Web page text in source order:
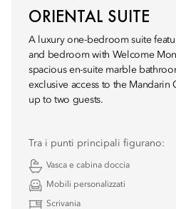
ORIENTAL SUITE
A luxury one-bedroom suite
and bedroom with Welcome
spacious en-suite marble
exclusive access to the
up to two guests.
Tra i punti principali figurano:
Vasca e cabina doccia
Mobili personalizzati
Scrivania